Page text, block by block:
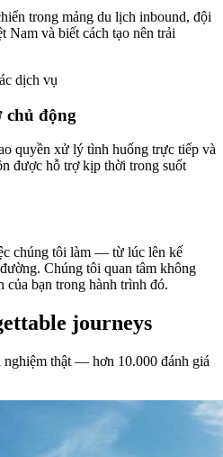
trong mảng du lịch inbound, đội
Nam và biết cách tạo nên trải
dịch vụ
chủ động
quyền xử lý tình huống trực tiếp và
được hỗ trợ kịp thời trong suốt
chúng tôi làm — từ lúc lên kế
Chúng tôi quan tâm không
của bạn trong hành trình đó.
journeys
thật — hơn 10.000 đánh giá